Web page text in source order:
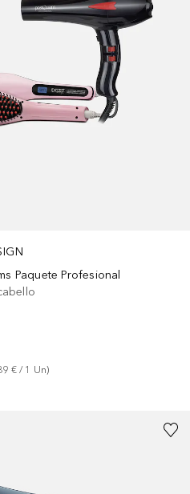
Paquete Profesional
€ / 1 Un)